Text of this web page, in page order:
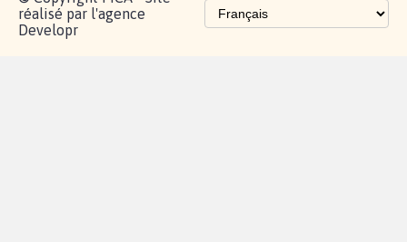
réalisé par l'agence
Developr